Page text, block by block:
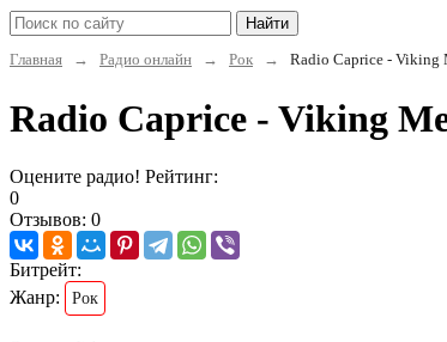
Найти
Главная
→ Радио онлайн → Рок → Radio Caprice - Viking
Radio Caprice - Viking
Оцените радио! Рейтинг:
0
Отзывов: 0
Битрейт:
Жанр:
Рок